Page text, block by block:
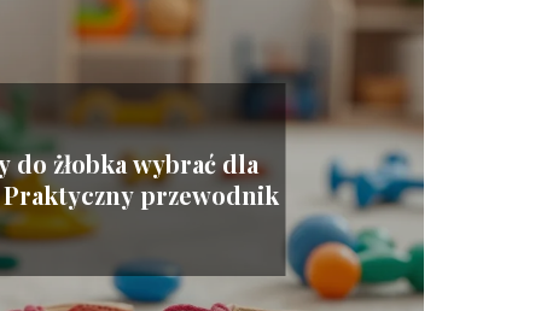
do żłobka wybrać dla
przewodnik